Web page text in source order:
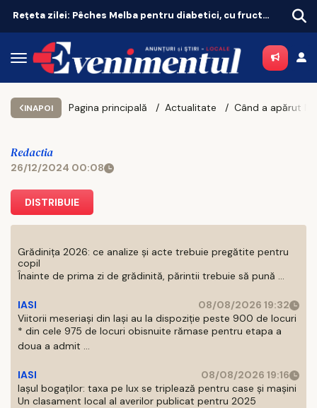
Istanbul domină Europa la zboruri directe. Unde e Bucureștiul „Vă
INAPOI Pagina principală Actualitate
Redactia
26/12/2024 00:08
DISTRIBUIE
Grădinița 2026: ce analize și acte trebuie pregătite pentru
copil
Înainte de prima zi de grădinită, părintii trebuie să pună ...
IASI
08/08/2026 19:32
Viitorii meseriași din Iași au la dispoziție peste 900 de locuri
* din cele 975 de locuri obisnuite rămase pentru etapa a
doua a admit ...
IASI
08/08/2026 19:16
Iașul bogaților: taxa pe lux se triplează pentru case și mașini
Un clasament local al averilor publicat pentru 2025